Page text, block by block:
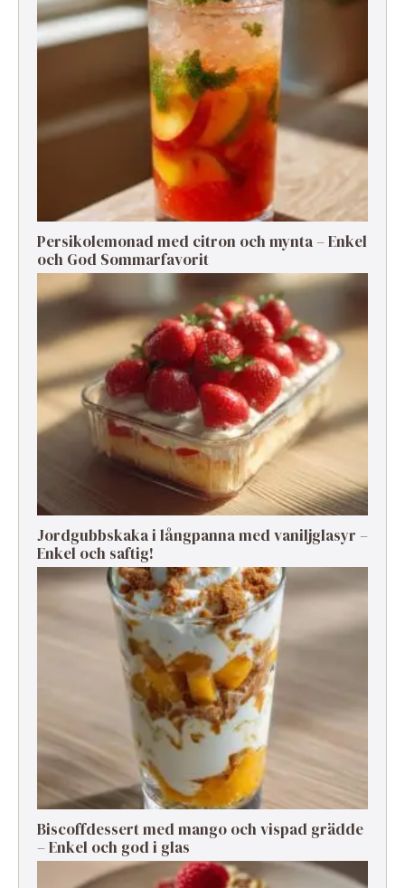
Persikolemonad med citron och mynta – Enkel
och God Sommarfavorit
Jordgubbskaka i långpanna med vaniljglasyr –
Enkel och saftig!
Biscoffdessert med mango och vispad grädde
– Enkel och god i glas